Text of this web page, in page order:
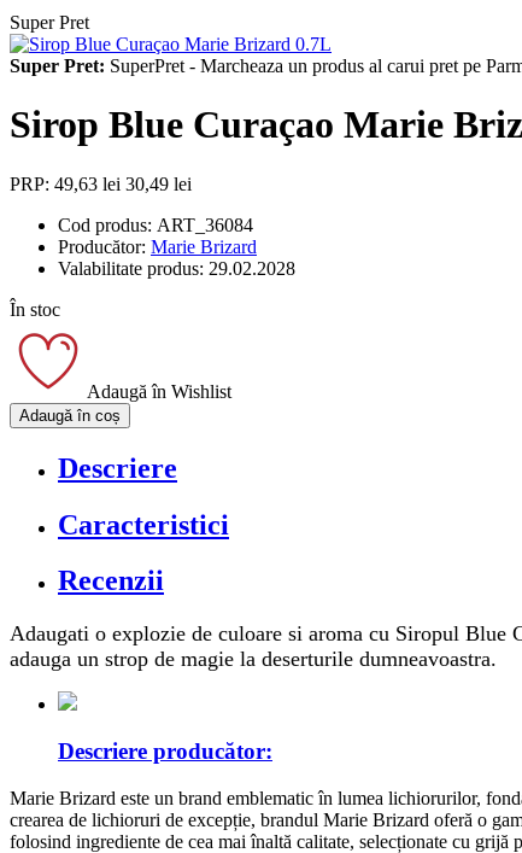
Super Pret
Super Pret: SuperPret - Marcheaza un produs al carui pret pe
Sirop Blue Curaçao Marie
PRP: 49,63 lei 30,49 lei
Cod produs: ART_36084
Producător: Marie Brizard
Valabilitate produs: 29.02.2028
În stoc
Adaugă în Wishlist
Adaugă în coș
Descriere
Caracteristici
Recenzii
Adaugati o explozie de culoare si aroma cu Siropul Blue
adauga un strop de magie la deserturile dumneavoastra.
Descriere producător:
Marie Brizard este un brand emblematic în lumea lichiorurilor,
crearea de lichioruri de excepție, brandul Marie Brizard oferă o
folosind ingrediente de cea mai înaltă calitate, selecționate cu grijă